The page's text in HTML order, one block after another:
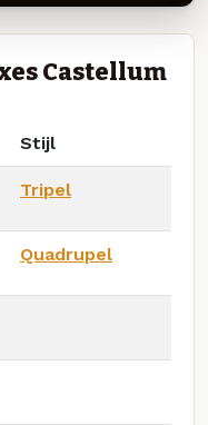
Castellum
Stijl
Tripel
Quadrupel